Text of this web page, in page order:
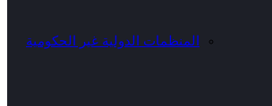
المنظمات الدولية غير الحكومية